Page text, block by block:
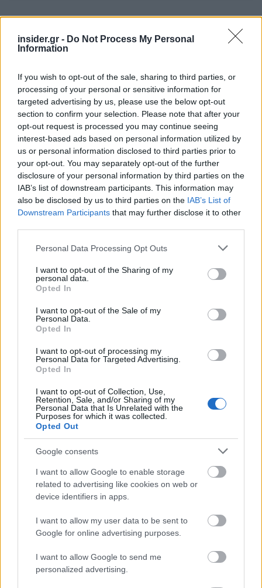
insider.gr - Do Not Process My Personal
Information
If you wish to opt-out of the sale, sharing to third parties, or
processing of your personal or sensitive information for
targeted advertising by us, please use the below opt-out
section to confirm your selection. Please note that after your
opt-out request is processed you may continue seeing
interest-based ads based on personal information utilized by
us or personal information disclosed to third parties prior to
your opt-out. You may separately opt-out of the further
disclosure of your personal information by third parties on the
IAB’s list of downstream participants. This information may
also be disclosed by us to third parties on the IAB’s List of
Downstream Participants that may further disclose it to other
Please note that this website/app uses one or more Google
not limited to your visit or usage behaviour. You may click to
grant or deny consent to Google and its third-party tags to
use your data for below specified purposes in below Google
consent section.
Personal Data Processing Opt Outs
I want to opt-out of the Sharing of my
personal data.
Opted In
I want to opt-out of the Sale of my
Personal Data.
Opted In
I want to opt-out of processing my
Personal Data for Targeted Advertising.
Opted In
I want to opt-out of Collection, Use,
Retention, Sale, and/or Sharing of my
Personal Data that Is Unrelated with the
Purposes for which it was collected.
Opted Out
Google consents
I want to allow Google to enable storage
related to advertising like cookies on web or
device identifiers in apps.
I want to allow my user data to be sent to
Google for online advertising purposes.
I want to allow Google to send me
personalized advertising.
Το 2021 έχουν κατατεθεί 153.100 αιτήματα
τα οποία για το 36% έχουν εκδοθεί αποφάσεις
έκδοσης αδείας, για το 1% απορριπτικές
αποφάσεις, ενώ το 63% εκκρεμεί.
Σχετικά με τη μόνιμη άδεια διαμονής επενδυτή
(golden visa), οι συνολικές άδειες που ισχύουν τον
Δεκέμβριο του 2021 ανέρχονται σε 10.778.
Σε δήλωσή του ο υπουργός Μετανάστευσης και
Ασύλου αναφέρει ότι «τα απτά αποτελέσματα
της πολιτικής μας επιτρέπουν να κοιτάμε τους
πολίτες στα μάτια. Οι ροές παραμένουν σταθερά